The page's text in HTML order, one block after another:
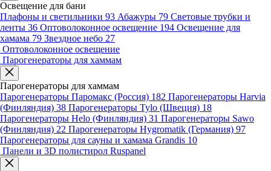
Освещение для бани
Плафоны и светильники 93 Абажуры 79 Световые трубки и
ленты 36 Оптоволоконное освещение 194 Освещение для
хамама 79 Звездное небо 27
Оптоволоконное освещение
Парогенераторы для хаммам
Парогенераторы для хаммам
Парогенераторы Паромакс (Россия) 182 Парогенераторы Harvia
(Финляндия) 38 Парогенераторы Tylo (Швеция) 18
Парогенераторы Helo (Финляндия) 31 Парогенераторы Sawo
(Финляндия) 22 Парогенераторы Hygromatik (Германия) 97
Парогенераторы для сауны и хамама Grandis 10
Панели и 3D полистирол Ruspanel